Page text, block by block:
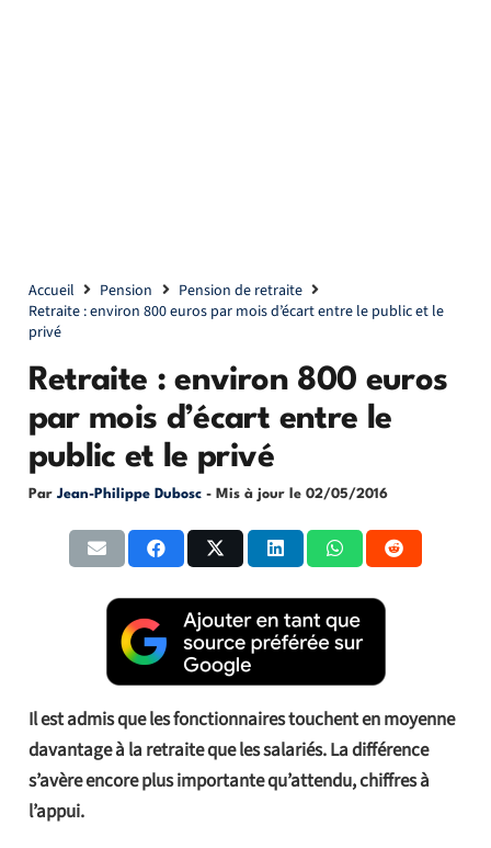
Accueil Pension
Pension de retraite
Retraite : environ 800 euros par mois d’écart entre le public et le
privé
Retraite : environ 800 euros
par mois d’écart entre le
public et le privé
Par Jean-Philippe Dubosc - Mis à jour le 02/05/2016
Il est admis que les fonctionnaires touchent en moyenne
davantage à la retraite que les salariés. La différence
s’avère encore plus importante qu’attendu, chiffres à
l’appui.